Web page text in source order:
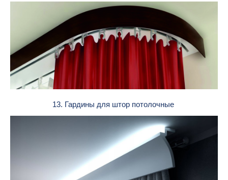
13. Гардины для штор потолочные